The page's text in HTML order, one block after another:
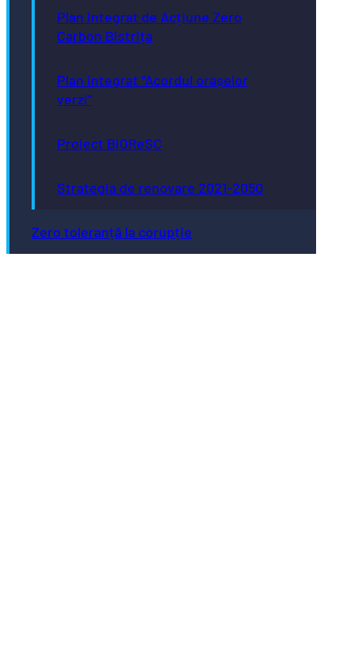
Plan Integrat de Acțiune Zero
Carbon Bistrița
Plan integrat “Acordul orașelor
verzi”
Proiect BiOReSC
Strategia de renovare 2021-2050
Zero toleranță la corupție